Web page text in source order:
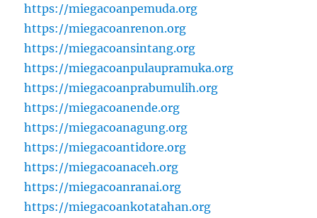
https://miegacoanpemuda.org
https://miegacoanrenon.org
https://miegacoansintang.org
https://miegacoanpulaupramuka.org
https://miegacoanprabumulih.org
https://miegacoanende.org
https://miegacoanagung.org
https://miegacoantidore.org
https://miegacoanaceh.org
https://miegacoanranai.org
https://miegacoankotatahan.org